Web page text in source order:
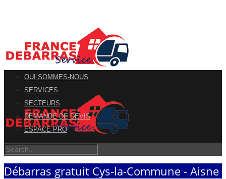
QUI SOMMES-NOUS
SERVICES
SECTEURS
DEMANDE DE DEVIS
ESPACE PRO
Débarras gratuit Cys-la-Commune - Aisne